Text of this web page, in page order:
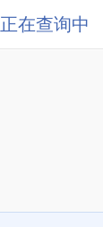
正在查询中